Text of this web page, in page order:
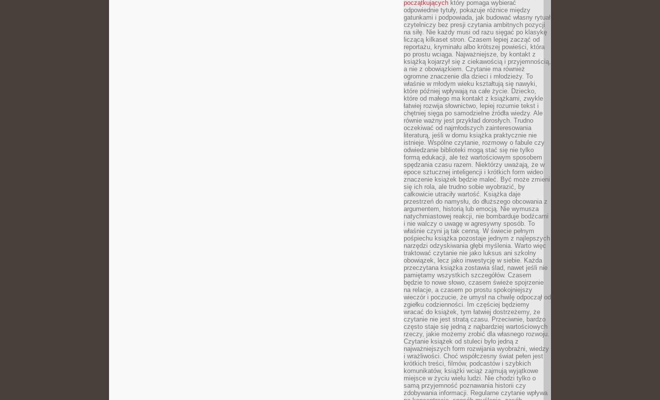
początkujących który pomaga wybierać
odpowiednie tytuły, pokazuje różnice między
gatunkami i podpowiada, jak budować własny rytuał
czytelniczy bez presji czytania ambitnych pozycji
na siłę. Nie każdy musi od razu sięgać po klasykę
liczącą kilkaset stron. Czasem lepiej zacząć od
reportażu, kryminału albo krótszej powieści, która
po prostu wciąga. Najważniejsze, by kontakt z
książką kojarzył się z ciekawością i przyjemnością,
a nie z obowiązkiem. Czytanie ma również
ogromne znaczenie dla dzieci i młodzieży. To
właśnie w młodym wieku kształtują się nawyki,
które później wpływają na całe życie. Dziecko,
które od małego ma kontakt z książkami, zwykle
łatwiej rozwija słownictwo, lepiej rozumie tekst i
chętniej sięga po samodzielne źródła wiedzy. Ale
równie ważny jest przykład dorosłych. Trudno
oczekiwać od najmłodszych zainteresowania
literaturą, jeśli w domu książka praktycznie nie
istnieje. Wspólne czytanie, rozmowy o fabule czy
odwiedzanie biblioteki mogą stać się nie tylko
formą edukacji, ale też wartościowym sposobem
spędzania czasu razem. Niektórzy uważają, że w
epoce sztucznej inteligencji i krótkich form wideo
znaczenie książek będzie maleć. Być może zmieni
się ich rola, ale trudno sobie wyobrazić, by
całkowicie utraciły wartość. Książka daje
przestrzeń do namysłu, do dłuższego obcowania z
argumentem, historią lub emocją. Nie wymusza
natychmiastowej reakcji, nie bombarduje bodźcami
i nie walczy o uwagę w agresywny sposób. To
właśnie czyni ją tak cenną. W świecie pełnym
pośpiechu książka pozostaje jednym z najlepszych
narzędzi odzyskiwania głębi myślenia. Warto więc
traktować czytanie nie jako luksus ani szkolny
obowiązek, lecz jako inwestycję w siebie. Każda
przeczytana książka zostawia ślad, nawet jeśli nie
pamiętamy wszystkich szczegółów. Czasem
będzie to nowe słowo, czasem świeże spojrzenie
na relacje, a czasem po prostu spokojniejszy
wieczór i poczucie, że umysł na chwilę odpoczął od
zgiełku codzienności. Im częściej będziemy
wracać do książek, tym łatwiej dostrzeżemy, że
czytanie nie jest stratą czasu. Przeciwnie, bardzo
często staje się jedną z najbardziej wartościowych
rzeczy, jakie możemy zrobić dla własnego rozwoju.
Czytanie książek od stuleci było jedną z
najważniejszych form rozwijania wyobraźni, wiedzy
i wrażliwości. Choć współczesny świat pełen jest
krótkich treści, filmów, podcastów i szybkich
komunikatów, książki wciąż zajmują wyjątkowe
miejsce w życiu wielu ludzi. Nie chodzi tylko o
samą przyjemność poznawania historii czy
zdobywania informacji. Regularne czytanie wpływa